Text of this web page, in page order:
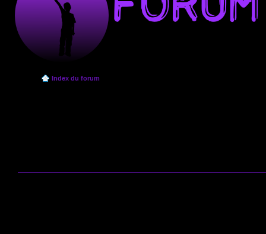
Index du forum